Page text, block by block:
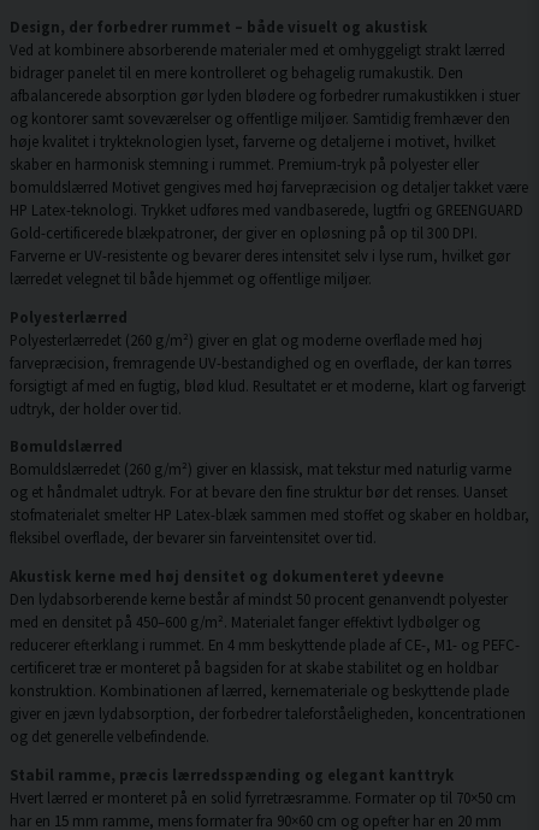
Design, der forbedrer rummet – både visuelt og akustisk
Ved at kombinere absorberende materialer med et omhyggeligt strakt lærred
bidrager panelet til en mere kontrolleret og behagelig rumakustik. Den
afbalancerede absorption gør lyden blødere og forbedrer rumakustikken i stuer
og kontorer samt soveværelser og offentlige miljøer. Samtidig fremhæver den
høje kvalitet i trykteknologien lyset, farverne og detaljerne i motivet, hvilket
skaber en harmonisk stemning i rummet. Premium-tryk på polyester eller
bomuldslærred Motivet gengives med høj farvepræcision og detaljer takket være
HP Latex-teknologi. Trykket udføres med vandbaserede, lugtfri og GREENGUARD
Gold-certificerede blækpatroner, der giver en opløsning på op til 300 DPI.
Farverne er UV-resistente og bevarer deres intensitet selv i lyse rum, hvilket gør
lærredet velegnet til både hjemmet og offentlige miljøer.
Polyesterlærred
Polyesterlærredet (260 g/m²) giver en glat og moderne overflade med høj
farvepræcision, fremragende UV-bestandighed og en overflade, der kan tørres
forsigtigt af med en fugtig, blød klud. Resultatet er et moderne, klart og farverigt
udtryk, der holder over tid.
Bomuldslærred
Bomuldslærredet (260 g/m²) giver en klassisk, mat tekstur med naturlig varme
og et håndmalet udtryk. For at bevare den fine struktur bør det renses. Uanset
stofmaterialet smelter HP Latex-blæk sammen med stoffet og skaber en holdbar,
fleksibel overflade, der bevarer sin farveintensitet over tid.
Akustisk kerne med høj densitet og dokumenteret ydeevne
Den lydabsorberende kerne består af mindst 50 procent genanvendt polyester
med en densitet på 450–600 g/m². Materialet fanger effektivt lydbølger og
reducerer efterklang i rummet. En 4 mm beskyttende plade af CE-, M1- og PEFC-
certificeret træ er monteret på bagsiden for at skabe stabilitet og en holdbar
konstruktion. Kombinationen af lærred, kernemateriale og beskyttende plade
giver en jævn lydabsorption, der forbedrer taleforståeligheden, koncentrationen
og det generelle velbefindende.
Stabil ramme, præcis lærredsspænding og elegant kanttryk
Hvert lærred er monteret på en solid fyrretræsramme. Formater op til 70×50 cm
har en 15 mm ramme, mens formater fra 90×60 cm og opefter har en 20 mm